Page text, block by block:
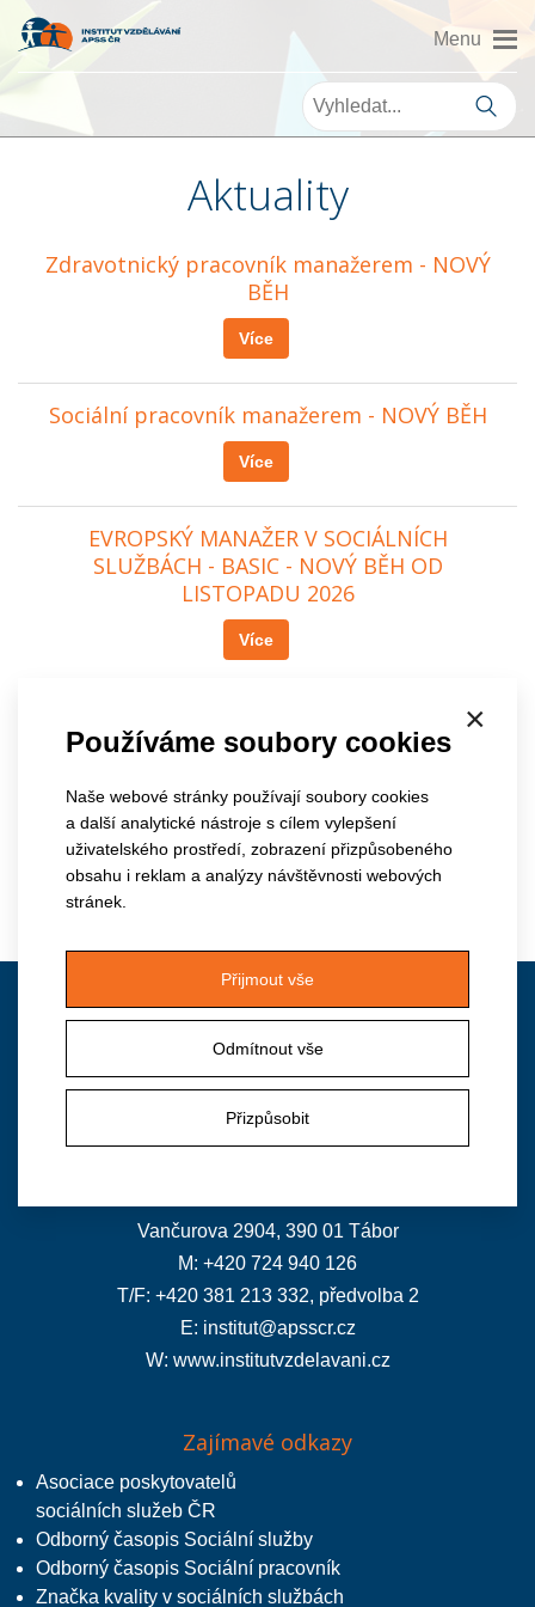
×
Používáme soubory cookies
Naše webové stránky používají soubory cookies
a další analytické nástroje s cílem vylepšení
uživatelského prostředí, zobrazení přizpůsobeného
obsahu i reklam a analýzy návštěvnosti webových
stránek.
Přijmout vše
Odmítnout vše
Přizpůsobit
Aktuality
Zdravotnický pracovník manažerem - NOVÝ
BĚH
Více
Sociální pracovník manažerem - NOVÝ BĚH
Více
EVROPSKÝ MANAŽER V SOCIÁLNÍCH
SLUŽBÁCH - BASIC - NOVÝ BĚH OD
LISTOPADU 2026
Více
OBJEDNÁVEJTE KURZY NA KLÍČ NA ROK 2026
Více
Kontakt
Vančurova 2904, 390 01 Tábor
M: +420 724 940 126
T/F: +420 381 213 332, předvolba 2
E: institut@apsscr.cz
W: www.institutvzdelavani.cz
Zajímavé odkazy
Asociace poskytovatelů
sociálních služeb ČR
Odborný časopis Sociální služby
Odborný časopis Sociální pracovník
Značka kvality v sociálních službách